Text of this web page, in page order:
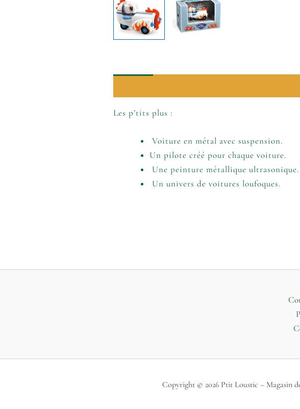
Les p’tits plus :
Voiture en métal avec suspension.
Un pilote créé pour chaque voiture.
Une peinture métallique ultrasonique.
Un univers de voitures loufoques.
Copyright © 2026 Ptit Loustic – Magasin